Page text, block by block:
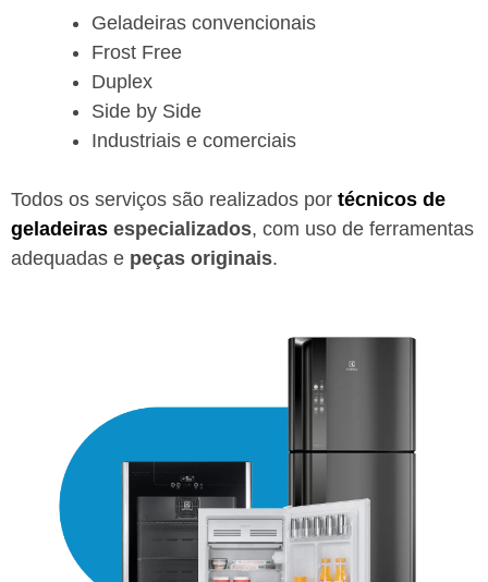
Geladeiras convencionais
Frost Free
Duplex
Side by Side
Industriais e comerciais
Todos os serviços são realizados por técnicos de
geladeiras especializados, com uso de ferramentas
adequadas e peças originais.